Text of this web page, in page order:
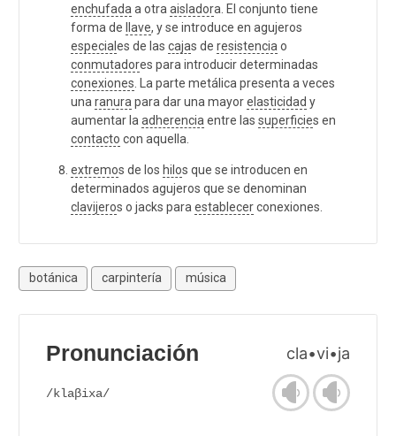
enchufada a otra aisladora. El conjunto tiene
forma de
llave, y se introduce en agujeros
especial es de las cajas de resistencia o
conmutadores para introducir determinadas
conexiones . La parte metálica presenta a veces
una ranura para dar una mayorelasticidad y
aumentar la adherencia entre las superficies en
contacto con aquella.
extremos de los hilos que se introducen en
determinados agujeros que se denominan
clavijeros o jacks para establecerconexiones.
botánica carpintería música
Pronunciación cla•vi•ja
/klaβixa/